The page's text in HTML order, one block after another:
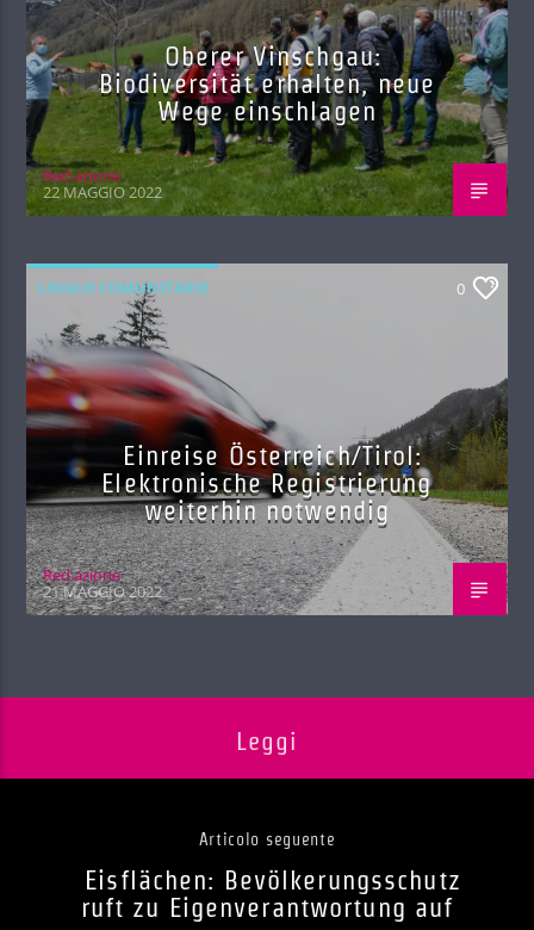
Oberer Vinschgau:
Biodiversität erhalten, neue
Wege einschlagen
Red.azione
22 MAGGIO 2022
LINGUE COMUNITARIE 0
Einreise Österreich/Tirol:
Elektronische Registrierung
weiterhin notwendig
Red.azione
21 MAGGIO 2022
Leggi
Articolo seguente
Eisflächen: Bevölkerungsschutz
ruft zu Eigenverantwortung auf